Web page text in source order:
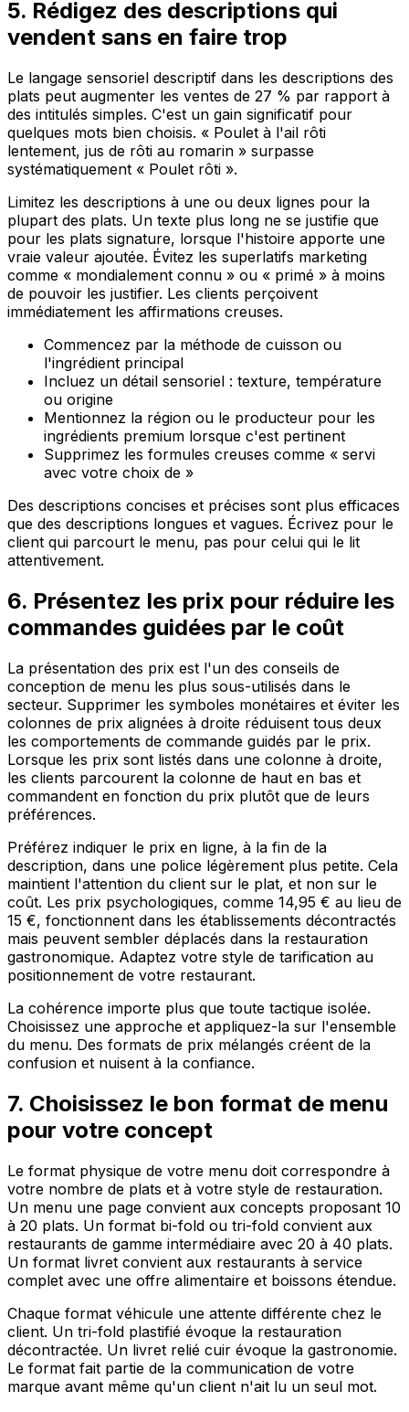
5. Rédigez des descriptions qui
vendent sans en faire trop
Le langage sensoriel descriptif dans les descriptions des
plats peut augmenter les ventes de 27 % par rapport à
des intitulés simples. C'est un gain significatif pour
quelques mots bien choisis. « Poulet à l'ail rôti
lentement, jus de rôti au romarin » surpasse
systématiquement « Poulet rôti ».
Limitez les descriptions à une ou deux lignes pour la
plupart des plats. Un texte plus long ne se justifie que
pour les plats signature, lorsque l'histoire apporte une
vraie valeur ajoutée. Évitez les superlatifs marketing
comme « mondialement connu » ou « primé » à moins
de pouvoir les justifier. Les clients perçoivent
immédiatement les affirmations creuses.
Commencez par la méthode de cuisson ou
l'ingrédient principal
Incluez un détail sensoriel : texture, température
ou origine
Mentionnez la région ou le producteur pour les
ingrédients premium lorsque c'est pertinent
Supprimez les formules creuses comme « servi
avec votre choix de »
Des descriptions concises et précises sont plus efficaces
que des descriptions longues et vagues. Écrivez pour le
client qui parcourt le menu, pas pour celui qui le lit
attentivement.
6. Présentez les prix pour réduire les
commandes guidées par le coût
La présentation des prix est l'un des conseils de
conception de menu les plus sous-utilisés dans le
secteur. Supprimer les symboles monétaires et éviter les
colonnes de prix alignées à droite réduisent tous deux
les comportements de commande guidés par le prix.
Lorsque les prix sont listés dans une colonne à droite,
les clients parcourent la colonne de haut en bas et
commandent en fonction du prix plutôt que de leurs
préférences.
Préférez indiquer le prix en ligne, à la fin de la
description, dans une police légèrement plus petite. Cela
maintient l'attention du client sur le plat, et non sur le
coût. Les prix psychologiques, comme 14,95 € au lieu de
15 €, fonctionnent dans les établissements décontractés
mais peuvent sembler déplacés dans la restauration
gastronomique. Adaptez votre style de tarification au
positionnement de votre restaurant.
La cohérence importe plus que toute tactique isolée.
Choisissez une approche et appliquez-la sur l'ensemble
du menu. Des formats de prix mélangés créent de la
confusion et nuisent à la confiance.
7. Choisissez le bon format de menu
pour votre concept
Le format physique de votre menu doit correspondre à
votre nombre de plats et à votre style de restauration.
Un menu une page convient aux concepts proposant 10
à 20 plats. Un format bi-fold ou tri-fold convient aux
restaurants de gamme intermédiaire avec 20 à 40 plats.
Un format livret convient aux restaurants à service
complet avec une offre alimentaire et boissons étendue.
Chaque format véhicule une attente différente chez le
client. Un tri-fold plastifié évoque la restauration
décontractée. Un livret relié cuir évoque la gastronomie.
Le format fait partie de la communication de votre
marque avant même qu'un client n'ait lu un seul mot.